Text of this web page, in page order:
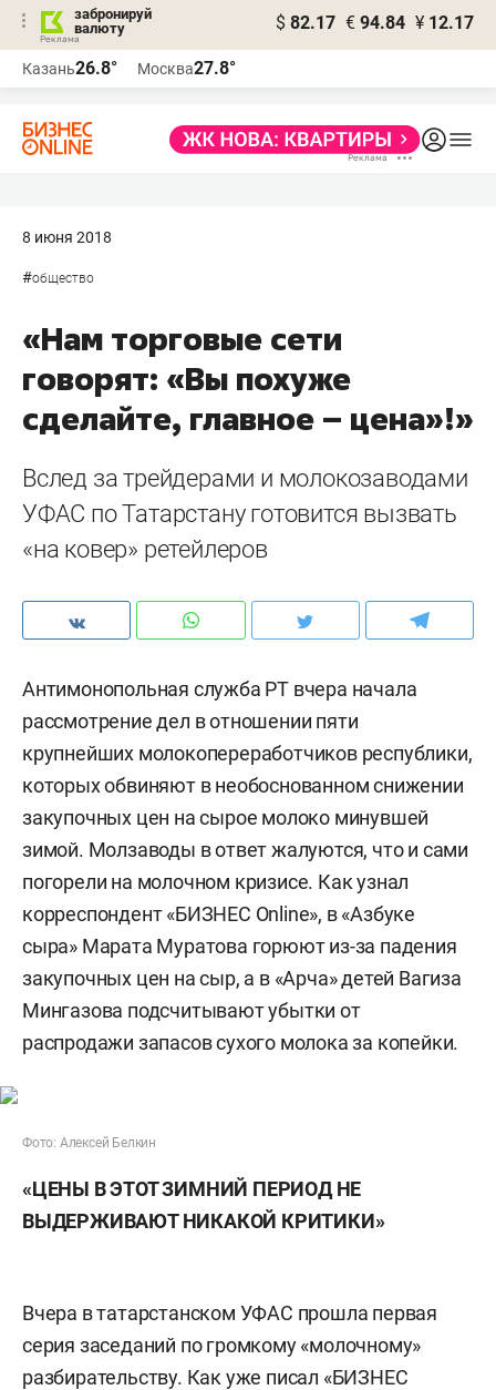
забронируй
валюту
$ 82.17 € 94.84 ¥ 12.17
Казань26.8° Москва27.8°
8 июня 2018
#общество
«Нам торговые сети
говорят: «Вы похуже
сделайте, главное – цена»!»
Вслед за трейдерами и молокозаводами
УФАС по Татарстану готовится вызвать
«на ковер» ретейлеров
Антимонопольная служба РТ вчера начала
рассмотрение дел в отношении пяти
крупнейших молокопереработчиков республики,
которых обвиняют в необоснованном снижении
закупочных цен на сырое молоко минувшей
зимой. Молзаводы в ответ жалуются, что и сами
погорели на молочном кризисе. Как узнал
корреспондент «БИЗНЕС Online», в «Азбуке
сыра» Марата Муратова горюют из-за падения
закупочных цен на сыр, а в «Арча» детей Вагиза
Мингазова подсчитывают убытки от
распродажи запасов сухого молока за копейки.
Фото: Алексей Белкин
«ЦЕНЫ В ЭТОТ ЗИМНИЙ ПЕРИОД НЕ
ВЫДЕРЖИВАЮТ НИКАКОЙ КРИТИКИ»
Вчера в татарстанском УФАС прошла первая
серия заседаний по громкому «молочному»
разбирательству. Как уже писал «БИЗНЕС